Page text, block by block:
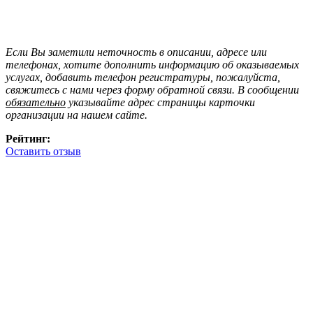
Если Вы заметили неточность в описании, адресе или
телефонах, хотите дополнить информацию об оказываемых
услугах, добавить телефон регистратуры, пожалуйста,
свяжитесь с нами через форму обратной связи. В сообщении
обязательно указывайте адрес страницы карточки
организации на нашем сайте.
Рейтинг:
Оставить отзыв